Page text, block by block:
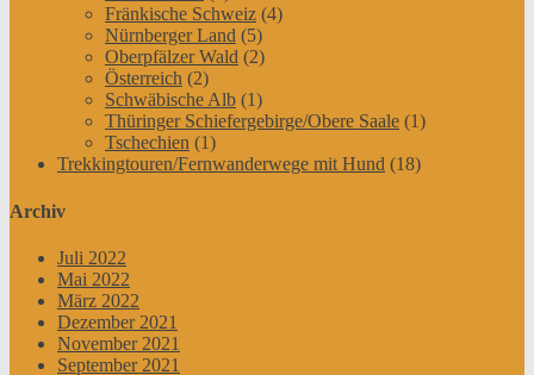
Fränkische Schweiz (4)
Nürnberger Land (5)
Oberpfälzer Wald (2)
Österreich (2)
Schwäbische Alb (1)
Thüringer Schiefergebirge/Obere Saale (1)
Tschechien (1)
Trekkingtouren/Fernwanderwege mit Hund (18)
Archiv
Juli 2022
Mai 2022
März 2022
Dezember 2021
November 2021
September 2021